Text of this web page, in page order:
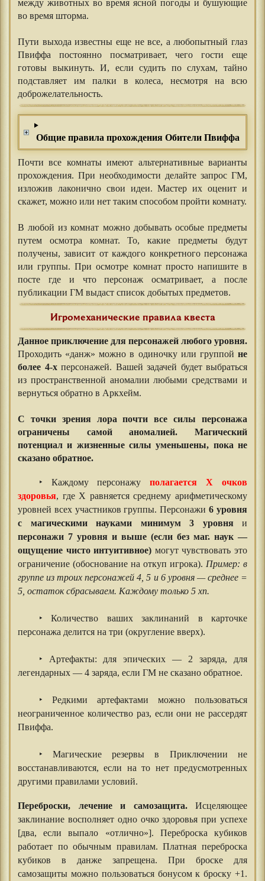
между животных во время ясной погоды и бушующие
во время шторма.
Пути выхода известны еще не все, а любопытный глаз
Пвиффа постоянно посматривает, чего гости еще
готовы выкинуть. И, если судить по слухам, тайно
подставляет им палки в колеса, несмотря на всю
доброжелательность.
Общие правила прохождения Обители Пвиффа
Почти все комнаты имеют альтернативные варианты
прохождения. При необходимости делайте запрос ГМ,
изложив лаконично свои идеи. Мастер их оценит и
скажет, можно или нет таким способом пройти комнату.
В любой из комнат можно добывать особые предметы
путем осмотра комнат. То, какие предметы будут
получены, зависит от каждого конкретного персонажа
или группы. При осмотре комнат просто напишите в
посте где и что персонаж осматривает, а после
публикации ГМ выдаст список добытых предметов.
Игромеханические правила квеста
Данное приключение для персонажей любого уровня.
Проходить «данж» можно в одиночку или группой не
более 4-хперсонажей. Вашей задачей будет выбраться
из пространственной аномалии любыми средствами и
вернуться обратно в Аркхейм.
С точки зрения лора почти все силы персонажа
ограничены самой аномалией. Магический
потенциал и жизненные силы уменьшены, пока не
сказано обратное.
‣ Каждому персонажуполагается Х очков
здоровья, где Х равняется среднему арифметическому
уровней всех участников группы. Персонажи6 уровня
с магическими науками минимум 3 уровняи
персонажи 7 уровня и выше (если без маг. наук —
ощущение чисто интуитивное) могут чувствовать это
ограничение (обоснование на откуп игрока). Пример: в
группе из троих персонажей 4, 5 и 6 уровня — среднее =
5, остаток сбрасываем. Каждому только 5 хп.
‣ Количество ваших заклинаний в карточке
персонажа делится на три (округление вверх).
‣ Артефакты: для эпических — 2 заряда, для
легендарных — 4 заряда, если ГМ не сказано обратное.
‣ Редкими артефактами можно пользоваться
неограниченное количество раз, если они не рассердят
Пвиффа.
‣ Магические резервы в Приключении не
восстанавливаются, если на то нет предусмотренных
другими правилами условий.
Переброски, лечение и самозащита.Исцеляющее
заклинание восполняет одно очко здоровья при успехе
[два, если выпало «отлично»]. Переброска кубиков
работает по обычным правилам. Платная переброска
кубиков в данже запрещена. При броске для
самозащиты можно пользоваться бонусом к броску +1.